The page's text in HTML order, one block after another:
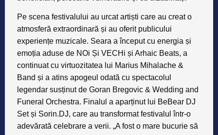
Pe scena festivalului au urcat artiști care au creat o
atmosferă extraordinară și au oferit publicului
experiențe muzicale. Seara a început cu energia și
emoția aduse de NOi Și VECHi și Arhaic Beats, a
continuat cu virtuozitatea lui Marius Mihalache &
Band și a atins apogeul odată cu spectacolul
legendar susținut de Goran Bregovic & Wedding and
Funeral Orchestra. Finalul a aparținut lui BeBear DJ
Set și Sorin.DJ, care au transformat festivalul într-o
adevărată celebrare a verii. „A fost o mare bucurie să